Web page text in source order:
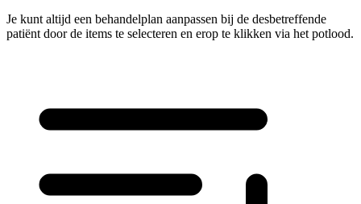
Je kunt altijd een behandelplan aanpassen bij de desbetreffende
patiënt door de items te selecteren en erop te klikken via het potlood.